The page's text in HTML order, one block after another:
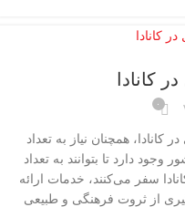
کانادا
۰
همچنان نیاز به تعداد
دارد تا بتوانند به تعداد
سفر می‌کنند، خدمات ارائه
از ثروت فرهنگی و طبیعی